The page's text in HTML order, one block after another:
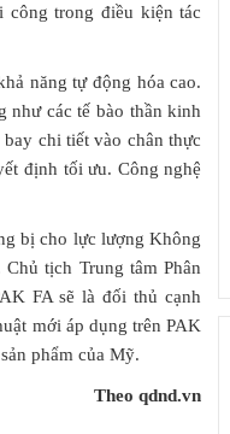
công trong điều kiện tác
năng tự động hóa cao.
như các tế bào thần kinh
chi tiết vào chân thực
định tối ưu. Công nghệ
bị cho lực lượng Không
tịch Trung tâm Phân
FA sẽ là đối thủ cạnh
mới áp dụng trên PAK
phẩm của Mỹ.
Theo qdnd.vn